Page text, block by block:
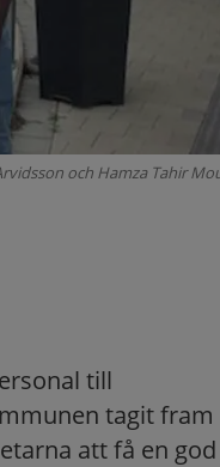
och Hamza Tahir
till
tagit fram
att få en god